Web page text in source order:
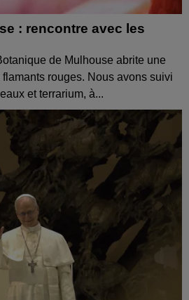
: rencontre avec les
de Mulhouse abrite une
rouges. Nous avons suivi
et terrarium, à...